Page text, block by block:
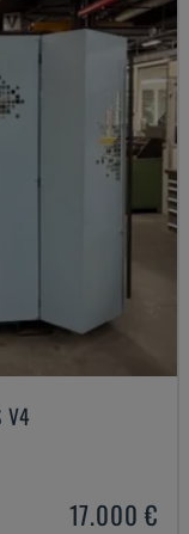
V4
17.000 €